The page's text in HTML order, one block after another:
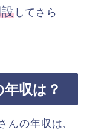
してさら
収は？
んの年収は、